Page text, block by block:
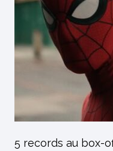
5 records au box-